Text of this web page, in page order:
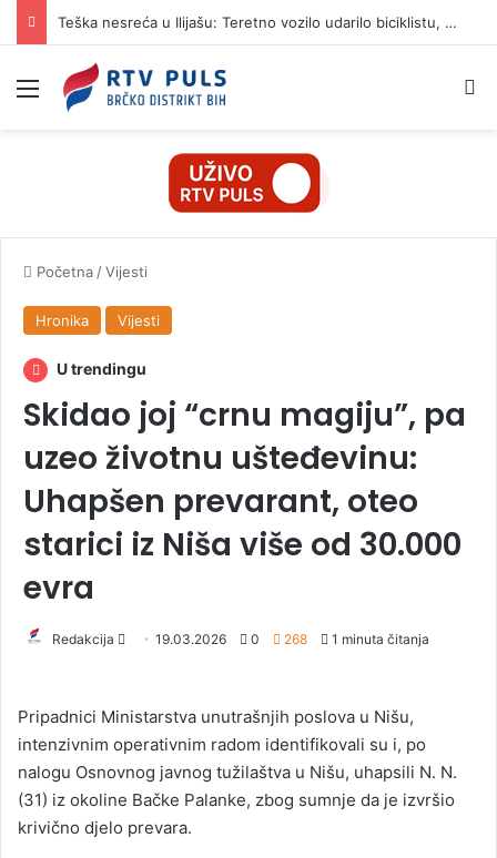
Teška nesreća u Ilijašu: Teretno vozilo udarilo biciklistu, 75-godišnjak zadržan u bolnici
Izbornik
Početna /Vijesti
Hronika Vijesti
U trendingu
Skidao joj “crnu magiju”, pa
uzeo životnu ušteđevinu:
Uhapšen prevarant, oteo
starici iz Niša više od 30.000
evra
Redakcija
d
a
n
e
m
19.03.2026 0 268 1 minuta čitanja
Pripadnici Ministarstva unutrašnjih poslova u Nišu,
intenzivnim operativnim radom identifikovali su i, po
nalogu Osnovnog javnog tužilaštva u Nišu, uhapsili N. N.
(31) iz okoline Bačke Palanke, zbog sumnje da je izvršio
krivično djelo prevara.